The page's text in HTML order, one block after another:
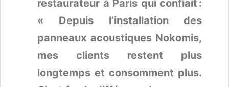
restaurateur à Paris qui confiait :
« Depuis l’installation des
panneaux acoustiques Nokomis,
mes clients restent plus
longtemps et consomment plus.